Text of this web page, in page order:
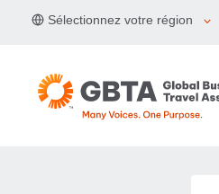
Sélectionnez votre région